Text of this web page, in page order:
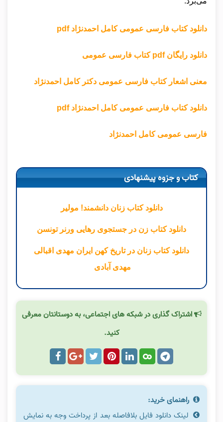
دانلود کتاب فارسی عمومی کامل احمدنژاد pdf
دانلود رایگان pdf کتاب فارسی عمومی
معنی اشعار کتاب فارسی عمومی دکتر کامل احمدنژاد
دانلود کتاب فارسی عمومی کامل احمدنژاد pdf
فارسی عمومی کامل احمدنژاد
کتاب و جزوه پیشنهادی
دانلود کتاب زنان دانشمند! مولیر
دانلود کتاب زن در جستجوی رهایی ورنر تونسن
دانلود کتاب زنان در تاریخ کهن ایران مهدی اقبالی
مهدی آبادی
اشتراک گذاری در شبکه های اجتماعی، به دوستانتان معرفی
کنید.
راهنمای خرید:
لینک دانلود فایل بلافاصله بعد از پرداخت وجه به نمایش